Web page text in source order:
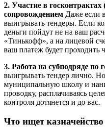
2. Участие в
сопровождением Даже если
выигрывать тендеры. Если
деньги пойдут не на ваш
«Тинькофф», а на лицевой
ваш платеж будет проходить
3. Работа на субподряде по
выигрывать тендер лично.
муниципальную школу и
проводку, расплачиваясь
контроля дотянется и до вас.
Что ищет